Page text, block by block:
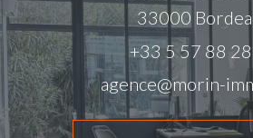
33000
+33 5 57 88
agence@morin-